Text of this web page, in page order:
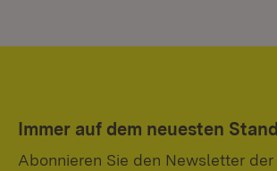
Immer auf dem neuesten Stand
Abonnieren Sie den Newsletter der